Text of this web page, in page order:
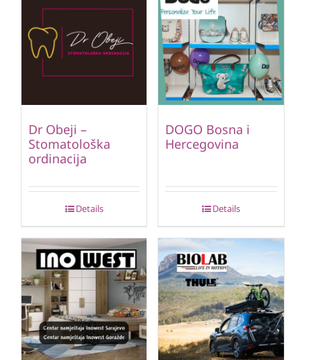
Dr Obeji –
Stomatološka
ordinacija
Details
DOGO Bosna i
Hercegovina
Details